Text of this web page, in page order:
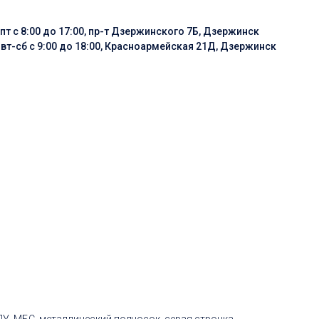
с 8:00 до 17:00, пр-т Дзержинского 7Б, Дзержинск
вт-сб с 9:00 до 18:00, Красноармейская 21Д, Дзержинск